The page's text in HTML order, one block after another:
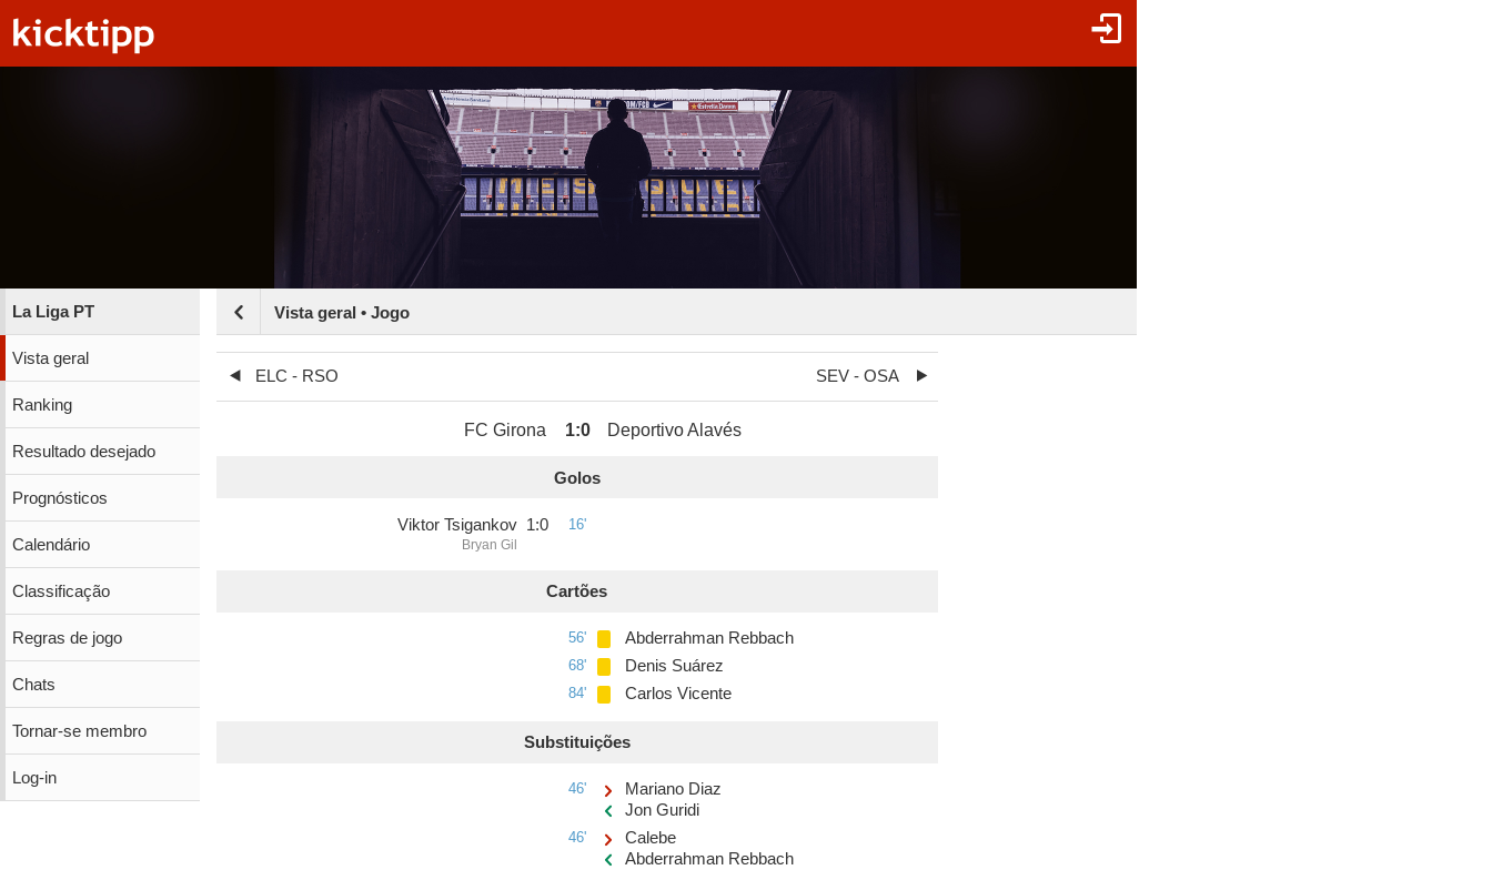
La Liga PT
Vista geral
Ranking
Resultado desejado
Prognósticos
Calendário
Classificação
Regras de jogo
Chats
Tornar-se membro
Log-in
Vista geral • Jogo
ELC - RSO SEV - OSA
FC Girona 1:0 Deportivo Alavés
Golos
Viktor Tsigankov
Bryan Gil
1:0 16'
Cartões
56' Abderrahman Rebbach
68' Denis Suárez
84' Carlos Vicente
Substituições
46'
Mariano Diaz
Jon Guridi
46'
Calebe
Abderrahman Rebbach